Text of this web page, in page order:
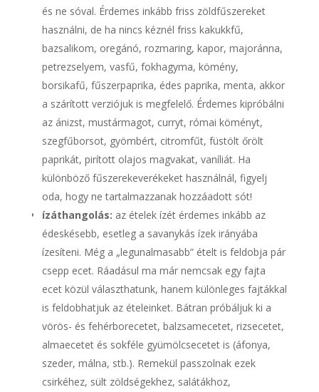
és ne sóval. Érdemes inkább friss zöldfűszereket
használni, de ha nincs kéznél friss kakukkfű,
bazsalikom, oregánó, rozmaring, kapor, majoránna,
petrezselyem, vasfű, fokhagyma, kömény,
borsikafű, fűszerpaprika, édes paprika, menta, akkor
a szárított verziójuk is megfelelő. Érdemes kipróbálni
az ánizst, mustármagot, curryt, római köményt,
szegfűborsot, gyömbért, citromfűt, füstölt őrölt
paprikát, pirított olajos magvakat, vaníliát. Ha
különböző fűszerekeverékeket használnál, figyelj
oda, hogy ne tartalmazzanak hozzáadott sót!
ízáthangolás: az ételek ízét érdemes inkább az
édeskésebb, esetleg a savanykás ízek irányába
ízesíteni. Még a „legunalmasabb” ételt is feldobja pár
csepp ecet. Ráadásul ma már nemcsak egy fajta
ecet közül választhatunk, hanem különleges fajtákkal
is feldobhatjuk az ételeinket. Bátran próbáljuk ki a
vörös- és fehérborecetet, balzsamecetet, rizsecetet,
almaecetet és sokféle gyümölcsecetet is (áfonya,
szeder, málna, stb.). Remekül passzolnak ezek
csirkéhez, sült zöldségekhez, salátákhoz,